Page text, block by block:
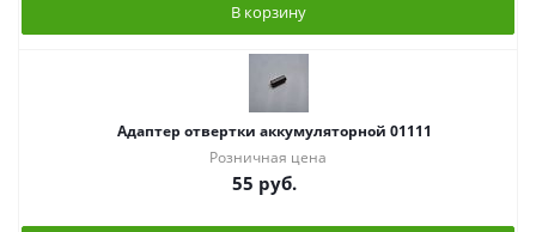
В корзину
Адаптер отвертки аккумуляторной 01111
Розничная цена
55 руб.